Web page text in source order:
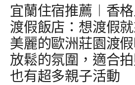
宜蘭住宿推薦︱香
渡假飯店：想渡假
美麗的歐洲莊園渡
放鬆的氛圍，適合
也有超多親子活動